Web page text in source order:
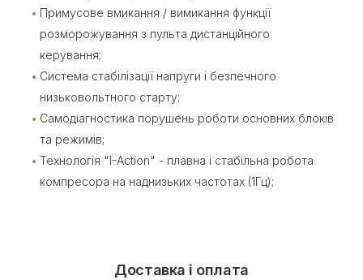
Примусове вмикання / вимикання функції
розморожування з пульта дистанційного
керування;
Система стабілізації напруги і безпечного
низьковольтного старту;
Самодіагностика порушень роботи основних блоків
та режимів;
Технологія "I-Action" - плавна і стабільна робота
компресора на наднизьких частотах (1Гц);
Доставка і оплата